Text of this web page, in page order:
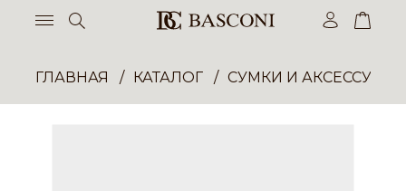
ГЛАВНАЯ КАТАЛОГ СУМКИ И